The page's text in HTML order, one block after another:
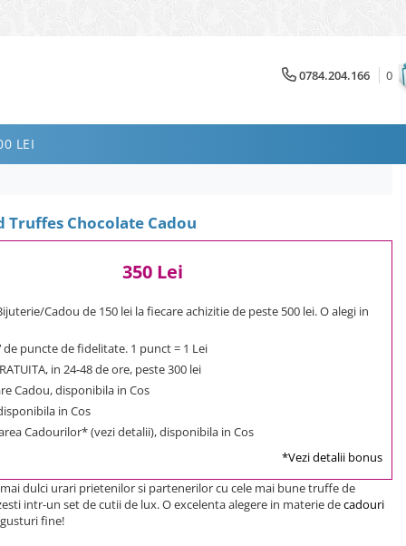
0784.204.166 0
LEI
Truffes Chocolate Cadou
350 Lei
Cadou de 150 lei la fiecare achizitie de peste 500 lei. O alegi in
de puncte de fidelitate. 1 punct = 1 Lei
in 24-48 de ore, peste 300 lei
Cadou, disponibila in Cos
in Cos
Cadourilor* (vezi detalii), disponibila in Cos
*Vezi detalii bonus
dulci urari prietenilor si partenerilor cu cele mai bune truffe de
intr-un set de cutii de lux. O excelenta alegere in materie decadouri
fine!